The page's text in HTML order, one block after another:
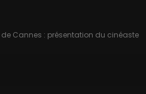
Cannes : présentation du cinéaste